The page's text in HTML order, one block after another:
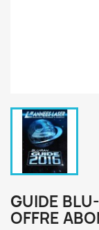
GUIDE
OFFRE